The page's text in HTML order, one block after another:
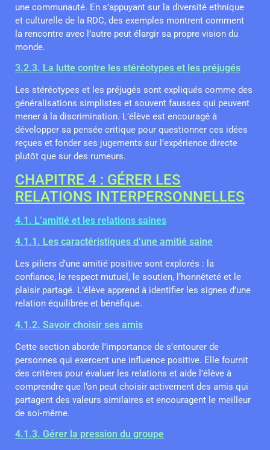
une communauté. En s’appuyant sur la diversité ethnique
et culturelle de la RDC, des exemples montrent comment
la rencontre avec l’autre peut élargir sa propre vision du
monde.
3.2.3. La lutte contre les stéréotypes et les préjugés
Les stéréotypes et les préjugés sont expliqués comme des
généralisations simplistes et souvent fausses qui peuvent
mener à la discrimination. L’élève est encouragé à
développer sa pensée critique pour questionner ces idées
reçues et fonder ses jugements sur l’expérience directe
plutôt que sur des rumeurs.
CHAPITRE 4 : GÉRER LES
RELATIONS INTERPERSONNELLES
4.1. L’amitié et les relations saines
4.1.1. Les caractéristiques d’une amitié saine
Les piliers d’une amitié positive sont explorés : la
confiance, le respect mutuel, le soutien, l’honnêteté et le
plaisir partagé. L’élève apprend à identifier les signes d’une
relation équilibrée et bénéfique.
4.1.2. Savoir choisir ses amis
Cette section aborde l’importance de s’entourer de
personnes qui exercent une influence positive. Elle fournit
des critères pour évaluer les relations et aide l’élève à
comprendre que l’on peut choisir activement des amis qui
partagent des valeurs similaires et encouragent le meilleur
de soi-même.
4.1.3. Gérer la pression du groupe